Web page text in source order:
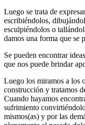
Luego se trata de
escribiéndolos,
esculpiéndolos o
damos una forma que se
Se pueden encontrar
que nos puede brindar
Luego los miramos a los
construcción y tratamos
Cuando hayamos
sufrimiento
mismos(as) y por las